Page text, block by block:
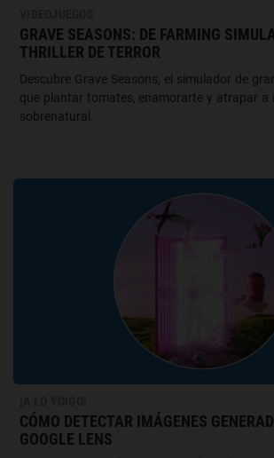
GRAVE SEASONS: DE FARMING
THRILLER DE TERROR
Descubre Grave Seasons, el simulador de
que plantar tomates, enamorarte y atrapar a
sobrenatural.
CÓMO DETECTAR IMÁGENES
GOOGLE LENS